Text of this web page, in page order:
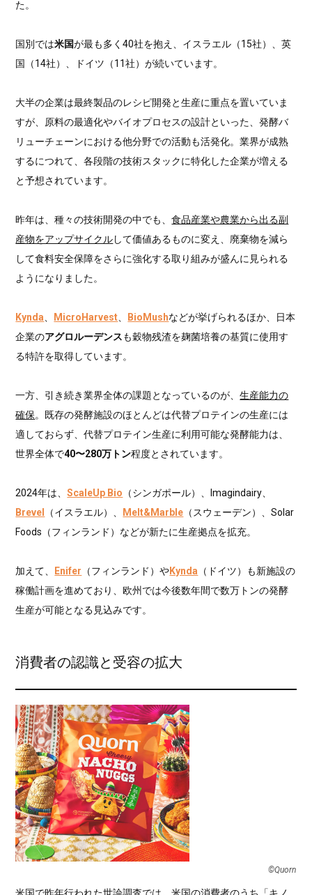
た。
国別では米国が最も多く40社を抱え、イスラエル（15社）、英
国（14社）、ドイツ（11社）が続いています。
大半の企業は最終製品のレシピ開発と生産に重点を置いていま
すが、原料の最適化やバイオプロセスの設計といった、発酵バ
リューチェーンにおける他分野での活動も活発化。業界が成熟
するにつれて、各段階の技術スタックに特化した企業が増える
と予想されています。
昨年は、種々の技術開発の中でも、食品産業や農業から出る副
産物をアップサイクルして価値あるものに変え、廃棄物を減ら
して食料安全保障をさらに強化する取り組みが盛んに見られる
ようになりました。
Kynda MicroHarvest BioMushなどが挙げられるほか、日本
企業のアグロルーデンスも穀物残渣を麹菌培養の基質に使用す
る特許を取得しています。
一方、引き続き業界全体の課題となっているのが、生産能力の
確保。既存の発酵施設のほとんどは代替プロテインの生産には
適しておらず、代替プロテイン生産に利用可能な発酵能力は、
世界全体で40〜280万トン程度とされています。
2024年は、ScaleUp Bio （シンガポール）、Imagindairy、
Brevel （イスラエル）、 Melt&Marble （スウェーデン）、Solar
Foods（フィンランド）などが新たに生産拠点を拡充。
加えて、 Enifer （フィンランド）やKynda （ドイツ）も新施設の
稼働計画を進めており、欧州では今後数年間で数万トンの発酵
生産が可能となる見込みです。
消費者の認識と受容の拡大
©Quorn
米国で昨年行われた世論調査では、米国の消費者のうち「キノ